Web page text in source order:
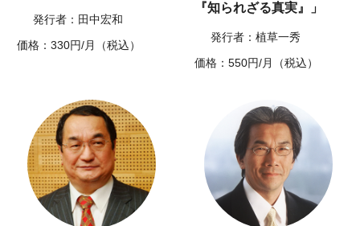
発行者：田中宏和
価格：330円/月（税込）
『知られざる真実』」
発行者：植草一秀
価格：550円/月（税込）